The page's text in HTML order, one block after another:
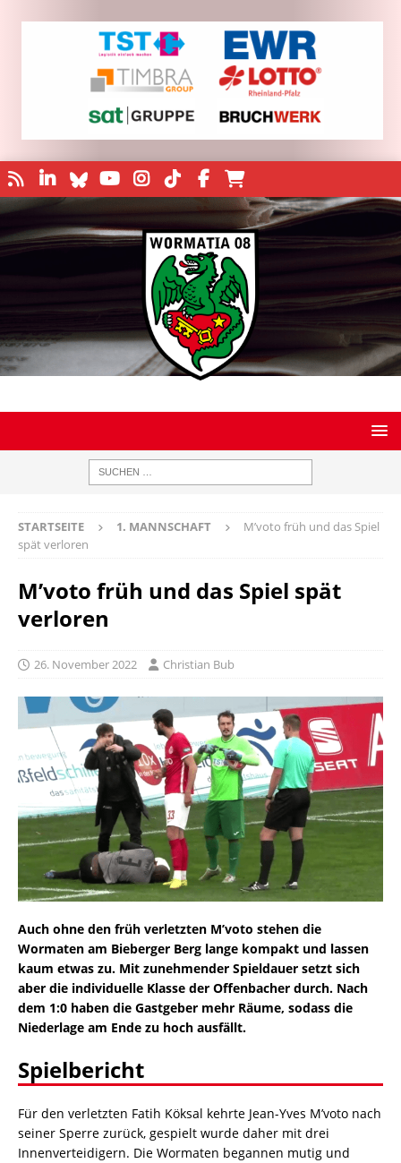
STARTSEITE 1. MANNSCHAFT
M’voto früh und das Spiel
spät verloren
M’voto früh und das Spiel spät
verloren
26. November 2022 Christian Bub
Auch ohne den früh verletzten M’voto stehen die
Wormaten am Bieberger Berg lange kompakt und lassen
kaum etwas zu. Mit zunehmender Spieldauer setzt sich
aber die individuelle Klasse der Offenbacher durch. Nach
dem 1:0 haben die Gastgeber mehr Räume, sodass die
Niederlage am Ende zu hoch ausfällt.
Spielbericht
Für den verletzten Fatih Köksal kehrte Jean-Yves M’voto nach
seiner Sperre zurück, gespielt wurde daher mit drei
Innenverteidigern. Die Wormaten begannen mutig und